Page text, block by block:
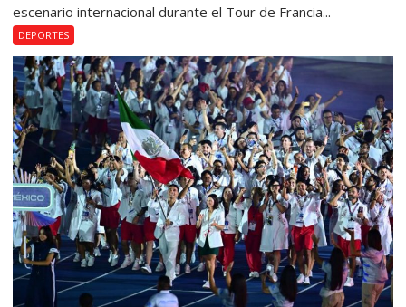
escenario internacional durante el Tour de Francia...
DEPORTES